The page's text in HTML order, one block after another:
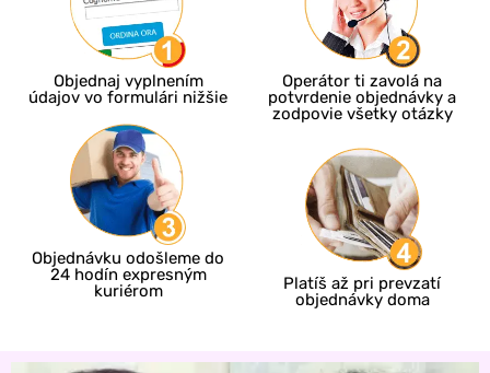
Objednaj vyplnením
údajov vo formulári nižšie
Operátor ti zavolá na
potvrdenie objednávky a
zodpovie všetky otázky
Objednávku odošleme do
24 hodín expresným
kuriérom
Platíš až pri prevzatí
objednávky doma